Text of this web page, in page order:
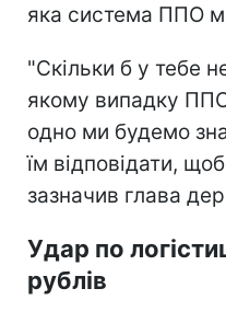
яка система ППО
"Скільки б у тебе
якому випадку
одно ми будемо
їм відповідати,
зазначив глава
Удар по
рублів